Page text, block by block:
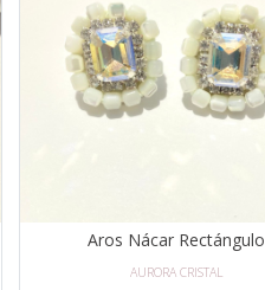
Aros Nácar Rectángulo
AURORA CRISTAL